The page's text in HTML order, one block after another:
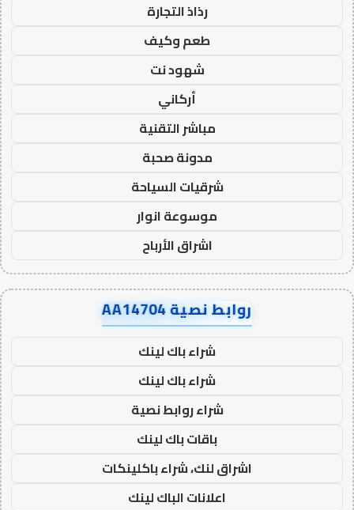
رذاذ التجارة
طعم وكيف
شهود نت
أركاني
مباشر التقنية
مدونة صحبة
شرقيات السياحة
موسوعة انوار
اشراق الأرباح
روابط نصية AA14704
شراء باك لينك
شراء باك لينك
شراء روابط نصية
باقات باك لينك
اشراق لنك، شراء باكلينكات
اعلانات الباك لينك